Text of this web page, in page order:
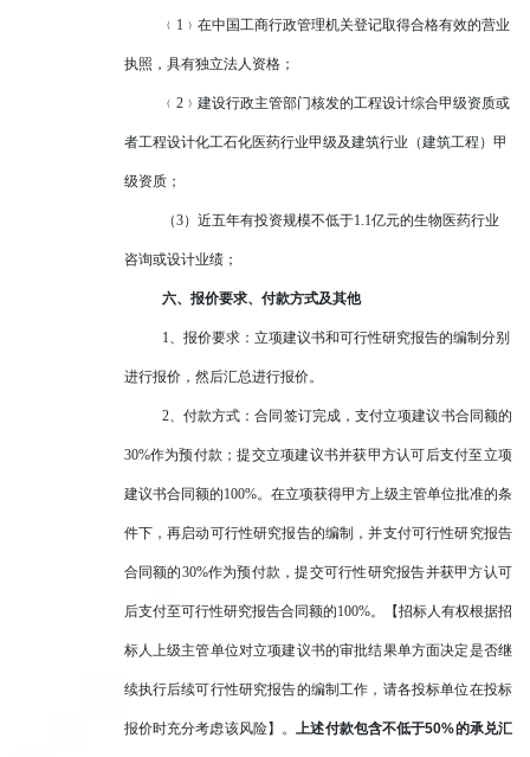
﹙1﹚在中国工商行政管理机关登记取得合格有效的营业
执照，具有独立法人资格；
﹙2﹚建设行政主管部门核发的工程设计综合甲级资质或
者工程设计化工石化医药行业甲级及建筑行业（建筑工程）甲
级资质；
（3）近五年有投资规模不低于1.1亿元的生物医药行业
咨询或设计业绩；
六、报价要求、付款方式及其他
1、报价要求：立项建议书和可行性研究报告的编制分别
进行报价，然后汇总进行报价。
2、付款方式：合同签订完成，支付立项建议书合同额的
30%作为预付款；提交立项建议书并获甲方认可后支付至立项
建议书合同额的100%。在立项获得甲方上级主管单位批准的条
件下，再启动可行性研究报告的编制，并支付可行性研究报告
合同额的30%作为预付款，提交可行性研究报告并获甲方认可
后支付至可行性研究报告合同额的100%。【招标人有权根据招
标人上级主管单位对立项建议书的审批结果单方面决定是否继
续执行后续可行性研究报告的编制工作，请各投标单位在投标
报价时充分考虑该风险】。上述付款包含不低于50%的承兑汇